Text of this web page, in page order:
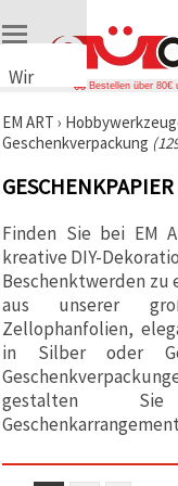
Wir
Cookies
🍪 Wir
Cookies
ähnliche
Technologien,
um das
ordnungsgemäße
Funktionieren
der Website
sicherzustellen,
Nutzungserlebnis
zu
verbessern
und, mit
Ihrer
den
Bestellen über 80€
EM ART ›
Geschenkverpackung
Finden Sie bei EM
kreative DIY-
Beschenktwerden zu
aus unserer
Zellophanfolien,
in Silber oder
gestalten Sie